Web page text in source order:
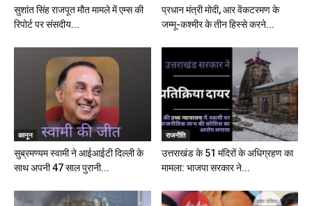
सुशांत सिंह राजपूत मौत मामले में एम्स की
रिपोर्ट पर संसदीय...
प्रधान मंत्री मोदी, आर वेंकटरमण के
जम्मू-कश्मीर के तीन हिस्से करने...
कानून
सुब्रमण्यम स्वामी ने आईआईटी दिल्ली के
साथ अपनी 47 साल पुरानी...
राजनीति
उत्तराखंड के 51 मंदिरों के अधिग्रहण का
मामला: भाजपा सरकार ने...